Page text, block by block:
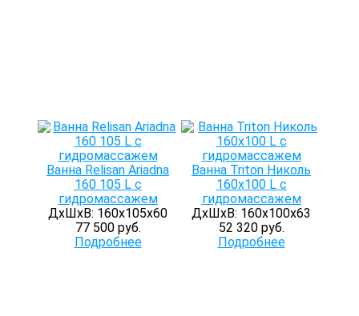
Ванна Relisan Ariadna
160 105 L с
гидромассажем
ДхШхВ: 160х105х60
77 500 руб.
Подробнее
Ванна Triton Николь
160x100 L с
гидромассажем
ДхШхВ: 160х100х63
52 320 руб.
Подробнее